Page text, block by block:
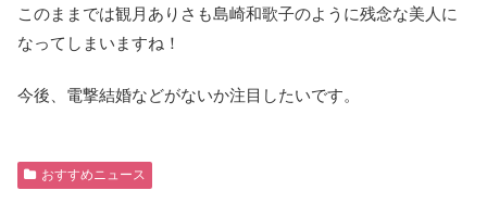
このままでは観月ありさも島崎和歌子のように残念な美人に
なってしまいますね！
今後、電撃結婚などがないか注目したいです。
おすすめニュース